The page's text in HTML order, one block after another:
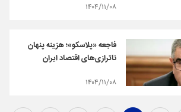
۱۴۰۴/۱۱/۰۸
فاجعه «پلاسکو»؛ هزینه پنهان
ناترازی‌های اقتصاد ایران
۱۴۰۴/۱۱/۰۸